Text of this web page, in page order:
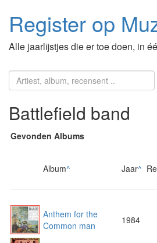
Register op
Alle jaarlijstjes die er toe doen, in
Battlefield band
Gevonden Albums
Album^ Jaar^
Anthem for the
Common man
1984